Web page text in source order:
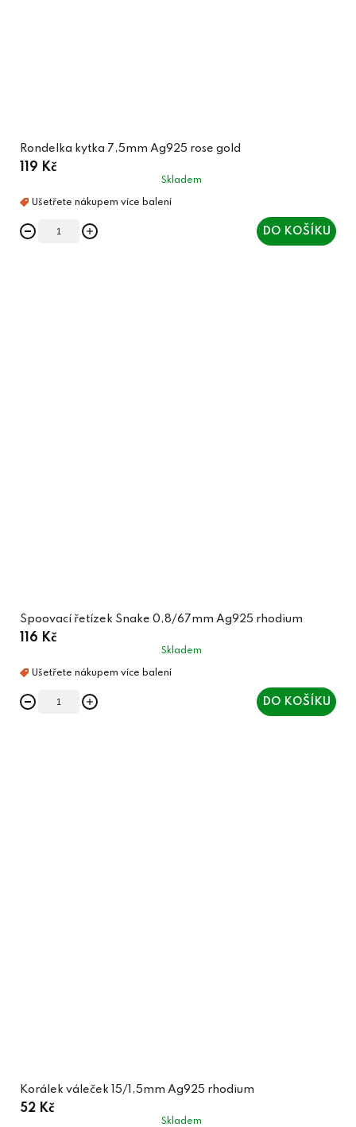
Rondelka kytka 7,5mm Ag925 rose gold
119 Kč
Skladem
DO KOŠÍKU
Spoovací řetízek Snake 0,8/67mm Ag925 rhodium
116 Kč
Skladem
DO KOŠÍKU
Korálek váleček 15/1,5mm Ag925 rhodium
52 Kč
Skladem